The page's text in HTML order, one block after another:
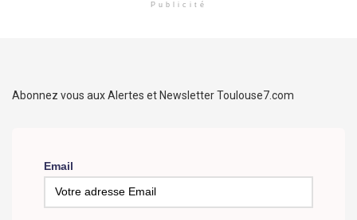
Publicité
Abonnez vous aux Alertes et Newsletter Toulouse7.com
Email